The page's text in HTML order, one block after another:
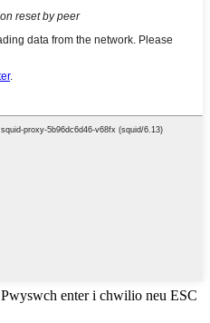
Pwyswch enter i chwilio neu ESC